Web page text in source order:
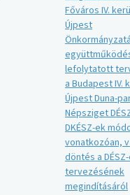
Főváros IV.
Újpest
lefolytatott
a Budapest IV.
Újpest Duna-
Népsziget
DKÉSZ-ek
vonatkozóan,
döntés a
tervezésének
megindításáról